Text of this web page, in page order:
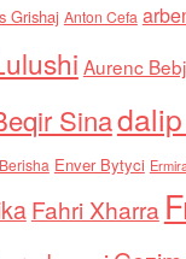
Grishaj Anton Cefa
Aurenc
Sina
Enver Bytyci
Fahri Xharra